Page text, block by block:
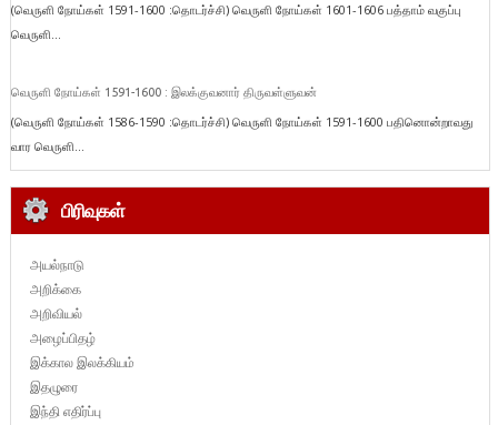
(வெருளி நோய்கள் 1591-1600 :தொடர்ச்சி) வெருளி நோய்கள் 1601-1606 பத்தாம் வகுப்பு
வெருளி...
வெருளி நோய்கள் 1591-1600 : இலக்குவனார் திருவள்ளுவன்
(வெருளி நோய்கள் 1586-1590 :தொடர்ச்சி) வெருளி நோய்கள் 1591-1600 பதினொன்றாவது
வார வெருளி...
பிரிவுகள்
அயல்நாடு
அறிக்கை
அறிவியல்
அழைப்பிதழ்
இக்கால இலக்கியம்
இதழுரை
இந்தி எதிர்ப்பு